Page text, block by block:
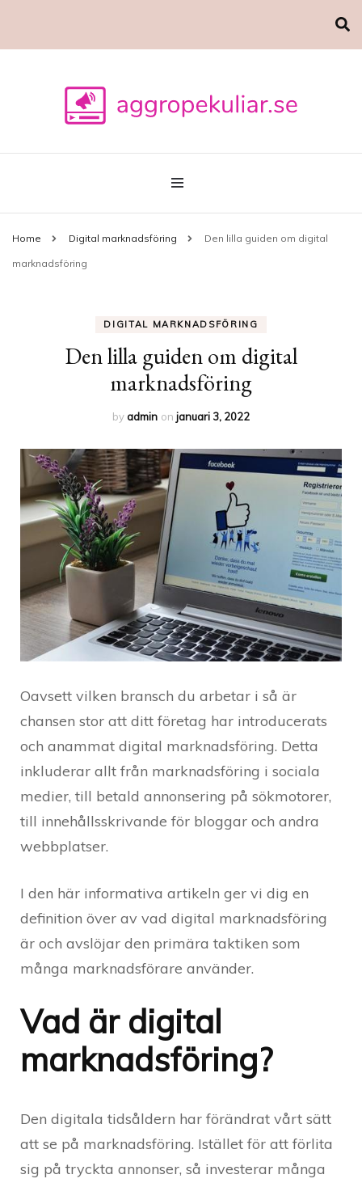
aggropekuliar.se
Home Digital marknadsföring Den lilla guiden om digital
marknadsföring
DIGITAL MARKNADSFÖRING
Den lilla guiden om digital
marknadsföring
byadmin on januari 3, 2022
Oavsett vilken bransch du arbetar i så är
chansen stor att ditt företag har introducerats
och anammat digital marknadsföring. Detta
inkluderar allt från marknadsföring i sociala
medier, till betald annonsering på sökmotorer,
till innehållsskrivande för bloggar och andra
webbplatser.
I den här informativa artikeln ger vi dig en
definition över av vad digital marknadsföring
är och avslöjar den primära taktiken som
många marknadsförare använder.
Vad är digital
marknadsföring?
Den digitala tidsåldern har förändrat vårt sätt
att se på marknadsföring. Istället för att förlita
sig på tryckta annonser, så investerar många